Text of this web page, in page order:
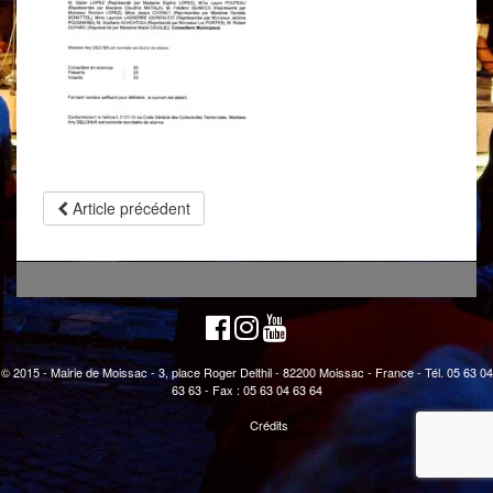
Article précédent
© 2015 - Mairie de Moissac - 3, place Roger Delthil - 82200 Moissac - France - Tél. 05 63 04
63 63 - Fax : 05 63 04 63 64
Crédits